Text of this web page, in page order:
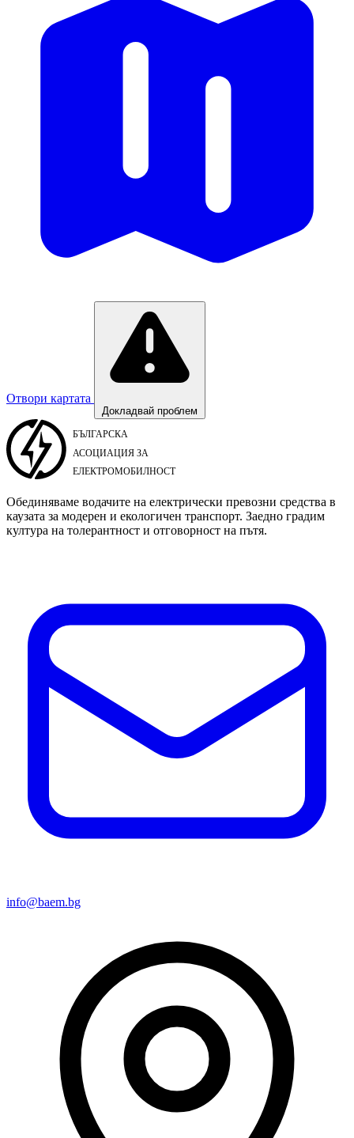
Отвори картата
Докладвай проблем
Обединяваме водачите на електрически превозни средства в
каузата за модерен и екологичен транспорт. Заедно градим
култура на толерантност и отговорност на пътя.
info@baem.bg